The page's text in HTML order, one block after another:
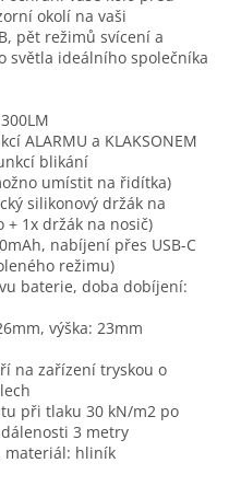
okolí na vaši
pět režimů svícení a
světla ideálního společníka
ALARMU a KLAKSONEM
blikání
umístit na řidítka)
silikonový držák na
+ 1x držák na nosič)
nabíjení přes USB-C
režimu)
baterie, doba dobíjení:
výška: 23mm
na zařízení tryskou o
při tlaku 30 kN/m2 po
3 metry
materiál: hliník